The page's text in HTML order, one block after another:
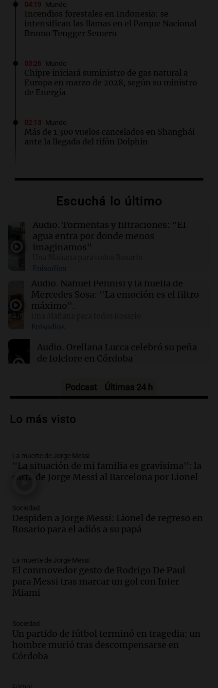
04:19 Mundo
Incendios forestales en Indonesia: se
intensifican las llamas en el Parque Nacional
Bromo Tengger Semeru
03:26 Mundo
Chipre iniciará suministro de gas natural a
Europa en marzo de 2028, según su ministro
de Energía
02:13 Mundo
Más de 1.300 vuelos cancelados en Shanghái
ante la llegada del tifón Dolphin
Airbnb acelera el lanzamiento de funciones
búsqueda
El Pentágono solicita a la industria de defensa
un aumento en la producción de armas
01:31 Ciencia
Reducir alimentos dulces no disminuye
antojos ni mejora la salud, según estudio
01:29 Mundo
El lago Mead alcanza su nivel más bajo en 90
años, evidenciando la crisis hídrica en EE.UU.
Escuchá lo último
Audio. Tormentas y filtraciones: "El
agua entra por donde menos
imaginamos"
Episodios
Audio. Nahuel Pennisi y la huella de
Mercedes Sosa: "La emoción es el filtro
máximo".
Episodios
Audio. Orellana Lucca celebró su peña
de folclore en Córdoba
Audio.Trágico accidente en Mendoza:
vehículos desde un puente
Audio.Tragedia en Mendoza: un muerto
y cinco heridos tras caer dos autos desde
un puente
Audio.Messi llegará esta noche a
Rosario para acompañar a su familia
Episodios
Audio.Ley de Propiedad Privada: el revés
en el Congreso expuso una debilidad
comunicacional del Gobierno
Episodios
Audio.Casabindo se prepara para una
celebración única: 30.000 turistas y el
tradicional Toreo de la Vincha
Podcast Últimas 24 h
Lo más visto
La muerte de Jorge Messi
"La situación de mi familia es gravísima": la
carta de Jorge Messi al Barcelona por Lionel
Sociedad
Despiden a Jorge Messi: Lionel de regreso en
Rosario para el adiós a su papá
La muerte de Jorge Messi
El conmovedor gesto de Rodrigo De Paul
para Messi tras marcar un gol con Inter
Miami
Sociedad
Un partido de fútbol terminó en tragedia: un
hombre murió tras descompensarse en
Córdoba